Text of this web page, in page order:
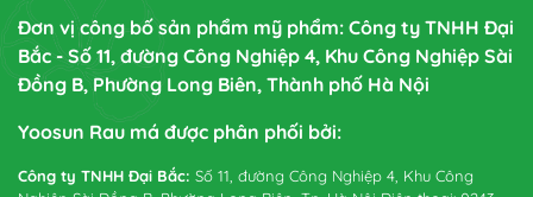
Đơn vị công bố sản phẩm mỹ phẩm: Công ty TNHH Đại
Bắc - Số 11, đường Công Nghiệp 4, Khu Công Nghiệp Sài
Đồng B, Phường Long Biên, Thành phố Hà Nội
Yoosun Rau má được phân phối bởi:
Công ty TNHH Đại Bắc: Số 11, đường Công Nghiệp 4, Khu Công